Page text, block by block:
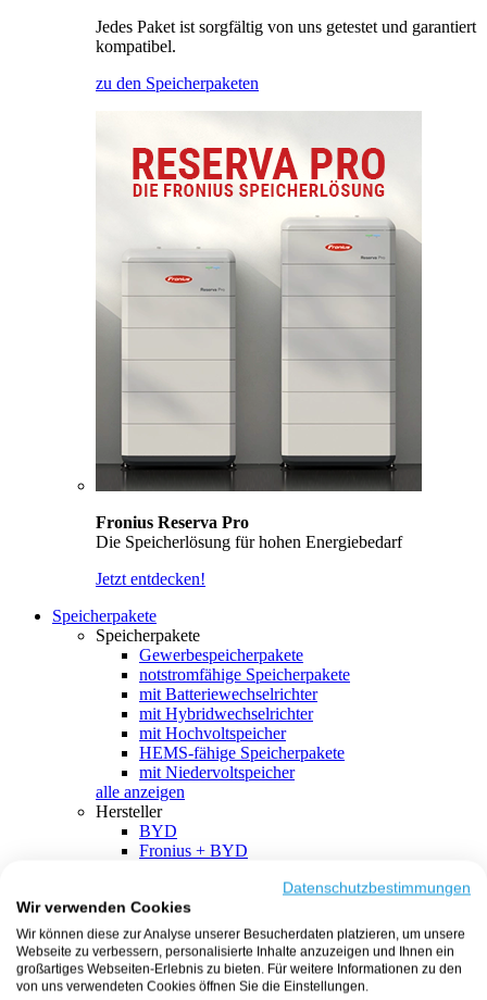
Jedes Paket ist sorgfältig von uns getestet und garantiert
kompatibel.
zu den Speicherpaketen
Fronius Reserva Pro
Die Speicherlösung für hohen Energiebedarf
Jetzt entdecken!
Speicherpakete
Speicherpakete
Gewerbespeicherpakete
notstromfähige Speicherpakete
mit Batteriewechselrichter
mit Hybridwechselrichter
mit Hochvoltspeicher
HEMS-fähige Speicherpakete
mit Niedervoltspeicher
alle anzeigen
Hersteller
BYD
Fronius + BYD
SMA + BYD
EcoFlow
EcoFlow + EcoFlow
FENECON
FENECON + FENECON
Datenschutzbestimmungen
Wir verwenden Cookies
Wir können diese zur Analyse unserer Besucherdaten platzieren, um unsere
Webseite zu verbessern, personalisierte Inhalte anzuzeigen und Ihnen ein
großartiges Webseiten-Erlebnis zu bieten. Für weitere Informationen zu den
von uns verwendeten Cookies öffnen Sie die Einstellungen.